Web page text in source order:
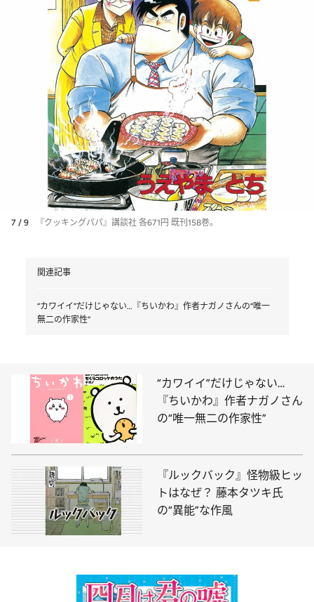
7 / 9 『クッキングパパ』講談社 各671円 既刊158巻。
関連記事
“カワイイ”だけじゃない…『ちいかわ』作者ナガノさんの“唯一
無二の作家性”
“カワイイ”だけじゃない…
『ちいかわ』作者ナガノさん
の“唯一無二の作家性”
『ルックバック』怪物級ヒッ
トはなぜ？ 藤本タツキ氏
の“異能”な作風